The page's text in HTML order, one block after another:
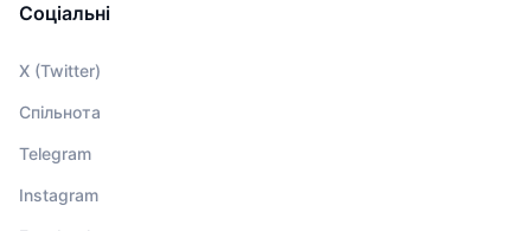
Соціальні
X (Twitter)
Спільнота
Telegram
Instagram